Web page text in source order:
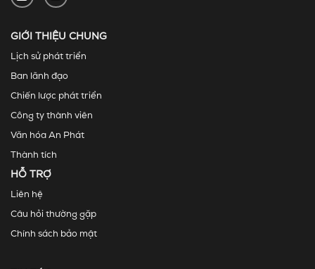
GIỚI THIỆU CHUNG
Lịch sử phát triển
Ban lãnh đạo
Chiến lược phát triển
Công ty thành viên
Văn hóa An Phát
Thành tích
HỖ TRỢ
Liên hệ
Câu hỏi thường gặp
Chính sách bảo mật